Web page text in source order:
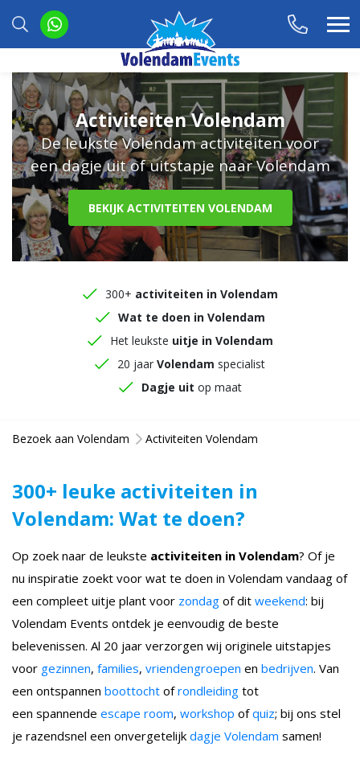
Activiteiten Volendam
De leukste Volendam activiteiten voor
een dagje uit of uitstapje naar Volendam
BEKIJK ACTIVITEITEN VOLENDAM
300+ activiteiten in Volendam
Wat te doen in Volendam
Het leukste uitje in Volendam
20 jaar Volendam specialist
Dagje uit op maat
Bezoek aan Volendam Activiteiten Volendam
300+ leuke activiteiten in
Volendam: Wat te doen?
Op zoek naar de leukste activiteiten in Volendam? Of je
nu inspiratie zoekt voor wat te doen in Volendam vandaag of
een compleet uitje plant voor zondag of dit weekend: bij
Volendam Events ontdek je eenvoudig de beste
belevenissen. Al 20 jaar verzorgen wij originele uitstapjes
voor gezinnen, families, vriendengroepen en bedrijven. Van
een ontspannen boottocht ofrondleiding tot
een spannende escape room, workshop ofquiz; bij ons stel
je razendsnel een onvergetelijk dagje Volendam samen!